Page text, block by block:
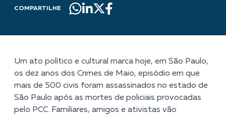
COMPARTILHE
Um ato político e cultural marca hoje, em São Paulo,
os dez anos dos Crimes de Maio, episódio em que
mais de 500 civis foram assassinados no estado de
São Paulo após as mortes de policiais provocadas
pelo PCC. Familiares, amigos e ativistas vão